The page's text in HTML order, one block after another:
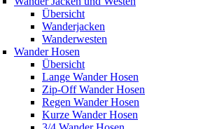
und
Streichgesten
verwenden.
Übersicht
Wanderjacken
Wanderwesten
Wander Hosen
Übersicht
Lange Wander Hosen
Zip-Off Wander Hosen
Regen Wander Hosen
Kurze Wander Hosen